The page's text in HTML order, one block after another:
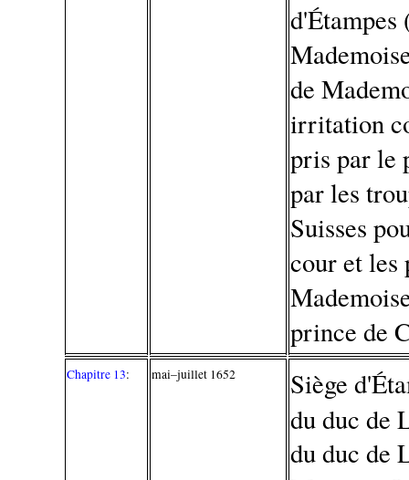
de
irritation
pris par le
par les
Suisses
cour et les
prince de
Chapitre 13: mai–juillet 1652
Siège
du duc de
du duc de